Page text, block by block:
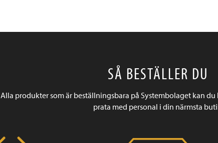
SÅ BESTÄLLER DU
Alla produkter som är beställningsbara på Systembolaget kan
prata med personal i din närmsta